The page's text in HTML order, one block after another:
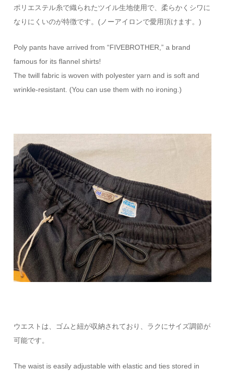
ポリエステル糸で織られたツイル生地使用で、柔らかくシワに
なりにくいのが特徴です。(ノーアイロンで愛用頂けます。)
Poly pants have arrived from “FIVEBROTHER,” a brand
famous for its flannel shirts!
The twill fabric is woven with polyester yarn and is soft and
wrinkle-resistant. (You can use them with no ironing.)
ウエストは、ゴムと紐が収納されており、ラクにサイズ調節が
可能です。
The waist is easily adjustable with elastic and ties stored in